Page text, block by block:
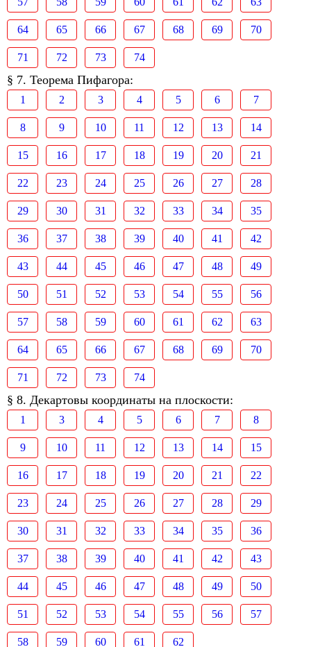
64 65 66 67 68 69 70
71 72 73 74
§ 7. Теорема Пифагора:
1 2 3 4 5 6 7
8 9 10 11 12 13 14
15 16 17 18 19 20 21
22 23 24 25 26 27 28
29 30 31 32 33 34 35
36 37 38 39 40 41 42
43 44 45 46 47 48 49
50 51 52 53 54 55 56
57 58 59 60 61 62 63
64 65 66 67 68 69 70
71 72 73 74
§ 8. Декартовы координаты на плоскости:
1 3 4 5 6 7 8
9 10 11 12 13 14 15
16 17 18 19 20 21 22
23 24 25 26 27 28 29
30 31 32 33 34 35 36
37 38 39 40 41 42 43
44 45 46 47 48 49 50
51 52 53 54 55 56 57
58 59 60 61 62